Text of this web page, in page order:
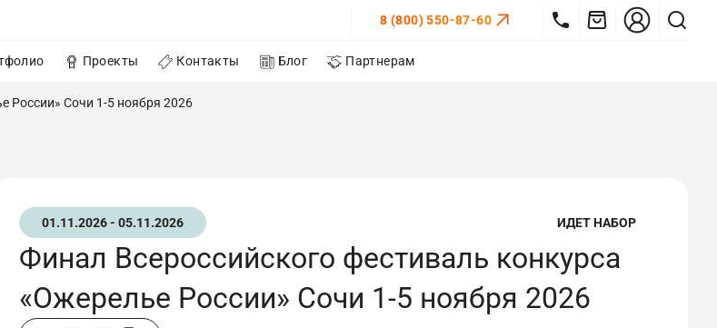
8 (800) 550-87-60
Проекты Контакты Блог Партнерам
России» Сочи 1-5 ноября 2026
01.11.2026 - 05.11.2026 ИДЕТ НАБОР
Финал Всероссийского фестиваль конкурса
«Ожерелье России» Сочи 1-5 ноября 2026